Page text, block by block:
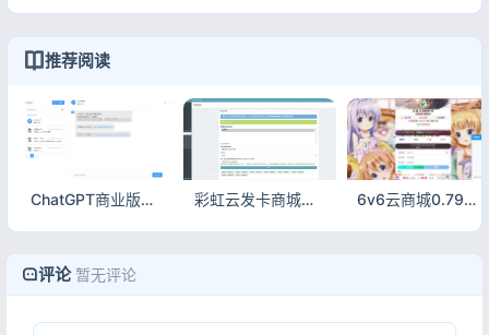
推荐阅读
ChatGPT商业版免授权源码 AI问答+智能绘画系统 集成用户付费充值整套运营源码 彩虹云发卡商城上游商品同步监控插件源码 6v6云商城0.79升级版 彩虹云商城自动发卡源码
评论 暂无评论